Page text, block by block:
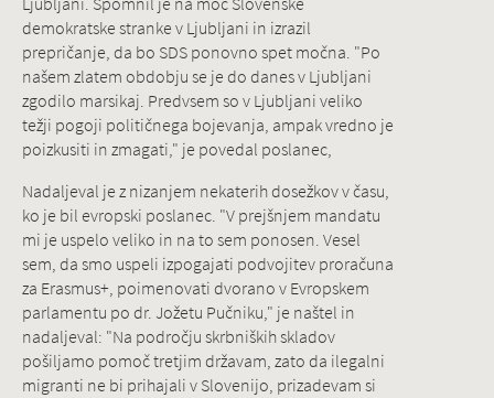
demokratske stranke v Ljubljani in izrazil
prepričanje, da bo SDS ponovno spet močna. "Po
našem zlatem obdobju se je do danes v Ljubljani
zgodilo marsikaj. Predvsem so v Ljubljani veliko
težji pogoji političnega bojevanja, ampak vredno je
poizkusiti in zmagati," je povedal poslanec,
Nadaljeval je z nizanjem nekaterih dosežkov v času,
ko je bil evropski poslanec. "V prejšnjem mandatu
mi je uspelo veliko in na to sem ponosen. Vesel
sem, da smo uspeli izpogajati podvojitev proračuna
za Erasmus+, poimenovati dvorano v Evropskem
parlamentu po dr. Jožetu Pučniku," je naštel in
nadaljeval: "Na področju skrbniških skladov
pošiljamo pomoč tretjim državam, zato da ilegalni
migranti ne bi prihajali v Slovenijo, prizadevam si